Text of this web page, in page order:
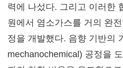
력에 나섰다. 그리고 이러한
원에서 염소가스를 거의 완
정을 개발했다. 음향 기반의
mechanochemical) 공정을